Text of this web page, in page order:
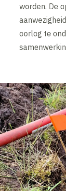
worden. De
oorlog te